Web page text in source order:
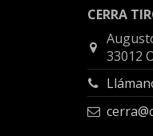
CERRA
33012